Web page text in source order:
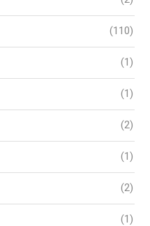
(110)
(1)
(1)
(2)
(1)
(2)
(1)